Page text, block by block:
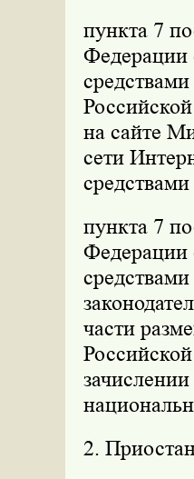
пункта 7
Федерации
на сайте
сети
пункта 7
Федерации
части
2.